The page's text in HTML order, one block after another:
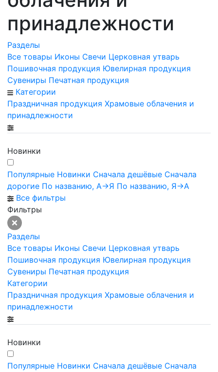
принадлежности
Разделы
Все товары Иконы Свечи Церковная утварь
Пошивочная продукция Ювелирная продукция
Сувениры Печатная продукция
Категории
Праздничная продукция Храмовые облачения и
принадлежности
Новинки
Популярные Новинки Сначала дешёвые Сначала
дорогие По названию, А->Я По названию, Я->А
Все фильтры
Фильтры
Разделы
Все товары Иконы Свечи Церковная утварь
Пошивочная продукция Ювелирная продукция
Сувениры Печатная продукция
Категории
Праздничная продукция Храмовые облачения и
принадлежности
Новинки
Популярные Новинки Сначала дешёвые Сначала